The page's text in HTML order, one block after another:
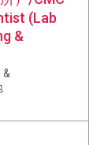
(Lab
&
&